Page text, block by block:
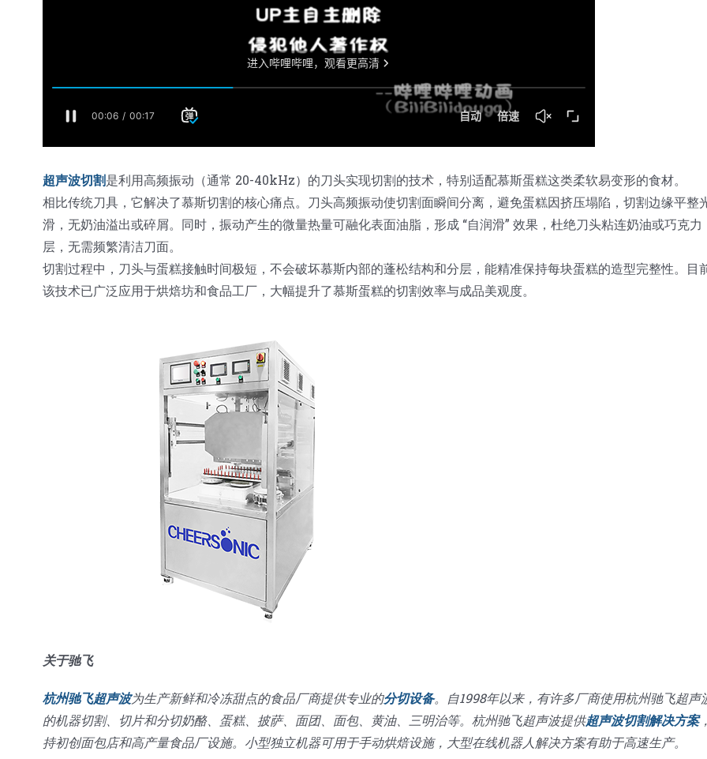
超声波切割是利用高频振动（通常 20-40kHz）的刀头实现切割的技术，特别适配慕斯蛋糕这类柔软易变形的食材。
相比传统刀具，它解决了慕斯切割的核心痛点。刀头高频振动使切割面瞬间分离，避免蛋糕因挤压塌陷，切割边缘平整
滑，无奶油溢出或碎屑。同时，振动产生的微量热量可融化表面油脂，形成 “自润滑” 效果，杜绝刀头粘连奶油或巧克力
层，无需频繁清洁刀面。
切割过程中，刀头与蛋糕接触时间极短，不会破坏慕斯内部的蓬松结构和分层，能精准保持每块蛋糕的造型完整性。目
该技术已广泛应用于烘焙坊和食品工厂，大幅提升了慕斯蛋糕的切割效率与成品美观度。
关于驰飞
杭州驰飞超声波为生产新鲜和冷冻甜点的食品厂商提供专业的分切设备。自1998年以来，有许多厂商使用杭州驰飞超声
的机器切割、切片和分切奶酪、蛋糕、披萨、面团、面包、黄油、三明治等。杭州驰飞超声波提供超声波切割解决方案
持初创面包店和高产量食品厂设施。小型独立机器可用于手动烘焙设施，大型在线机器人解决方案有助于高速生产。